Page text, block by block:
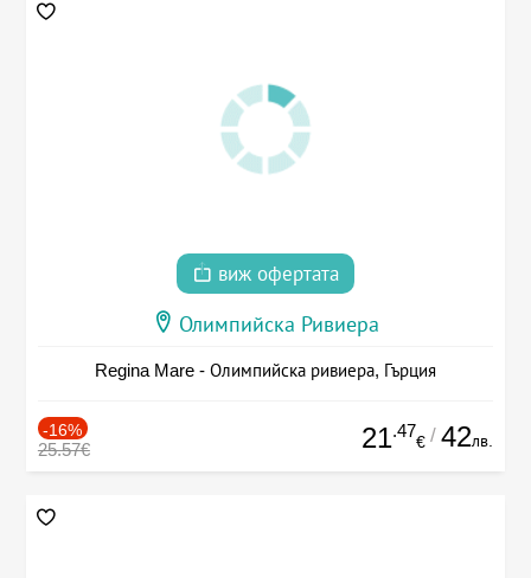
виж офертата
Олимпийска Ривиера
Regina Mare - Олимпийска ривиера, Гърция
-16%
25.57€ 21.47
€ / 42лв.